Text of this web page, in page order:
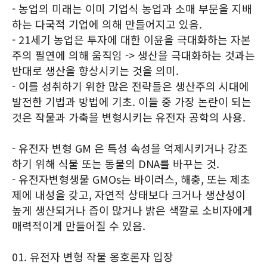
- 농업의 미래는 이미 기업식 농업과 소매 부문을 지배
하는 다국적 기업에 의해 만들어지고 있음.
- 21세기 농업은 투자에 대한 이윤을 극대화하는 자본
주의 필연에 의해 움직임 -> 생산을 극대화하는 것과는
반대로 생산을 향상시키는 것을 의미.
- 이를 성취하기 위한 많은 전략들은 생산주의 시대에
발전한 기법과 방법에 기초. 이들 중 가장 논란이 되는
것은 작물과 가축을 변형시키는 유전자 공학의 사용.
- 유전자 변형 GM 은 특성 속성을 억제시키거나 강조
하기 위해 식물 또는 동물의 DNA를 바꾸는 것.
- 유전자변형생물 GMOs는 바이러스, 해충, 또는 제초
제에 내성을 갖고, 자연적 상태보다 크거나 생산성이
높게 생산되거나 즙이 많거나 밝은 색깔로 소비자에게
매력적이게 만들어질 수 있음.
01. 유전자 변형 작물 옹호론자 입장